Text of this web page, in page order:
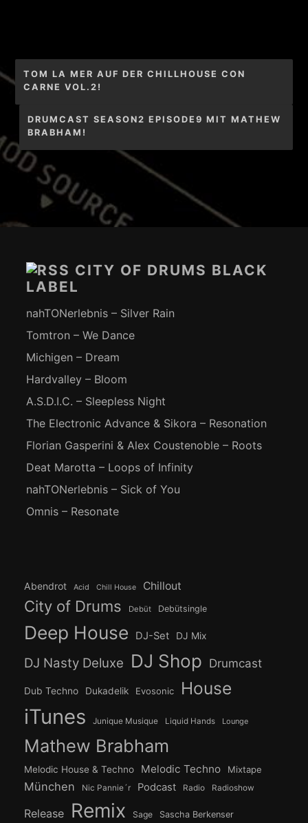
Beitragsnavigation
TOM LA MER AUF DER CHILLHOUSE CON
CARNE VOL.2!
DRUMCAST SEASON2 EPISODE9 MIT MATHEW
BRABHAM!
CITY OF DRUMS BLACK
LABEL
nahTONerlebnis – Silver Rain
Tomtron – We Dance
Michigen – Dream
Hardvalley – Bloom
A.S.D.I.C. – Sleepless Night
The Electronic Advance & Sikora – Resonation
Florian Gasperini & Alex Coustenoble – Roots
Deat Marotta – Loops of Infinity
nahTONerlebnis – Sick of You
Omnis – Resonate
Abendrot Acid Chill House Chillout
City of Drums Debüt Debütsingle
Deep House DJ-Set DJ Mix
DJ Nasty Deluxe DJ Shop Drumcast
Dub Techno Dukadelik Evosonic House
iTunes Junique Musique Liquid Hands Lounge
Mathew Brabham
Melodic House & Techno Melodic Techno Mixtape
München Nic Pannie´r Podcast Radio Radioshow
Release Remix Sage Sascha Berkenser